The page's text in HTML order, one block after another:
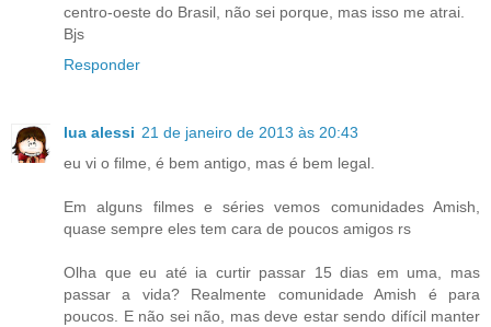
centro-oeste do Brasil, não sei porque, mas isso me atrai.
Bjs
Responder
lua alessi 21 de janeiro de 2013 às 20:43
eu vi o filme, é bem antigo, mas é bem legal.
Em alguns filmes e séries vemos comunidades Amish,
quase sempre eles tem cara de poucos amigos rs
Olha que eu até ia curtir passar 15 dias em uma, mas
passar a vida? Realmente comunidade Amish é para
poucos. E não sei não, mas deve estar sendo difícil manter